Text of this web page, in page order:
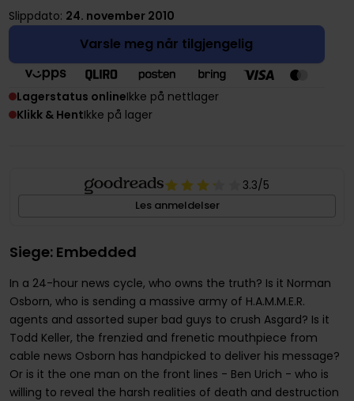
Slippdato: 24. november 2010
Varsle meg når tilgjengelig
Lagerstatus onlineIkke på nettlager
Klikk & HentIkke på lager
3.3/5
Les anmeldelser
Siege: Embedded
In a 24-hour news cycle, who owns the truth? Is it Norman
Osborn, who is sending a massive army of H.A.M.M.E.R.
agents and assorted super bad guys to crush Asgard? Is it
Todd Keller, the frenzied and frenetic mouthpiece from
cable news Osborn has handpicked to deliver his message?
Or is it the one man on the front lines - Ben Urich - who is
willing to reveal the harsh realities of death and destruction